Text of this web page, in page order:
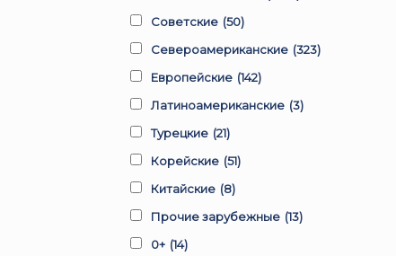
Советские (50)
Североамериканские (323)
Европейские (142)
Латиноамериканские (3)
Турецкие (21)
Корейские (51)
Китайские (8)
Прочие зарубежные (13)
0+ (14)